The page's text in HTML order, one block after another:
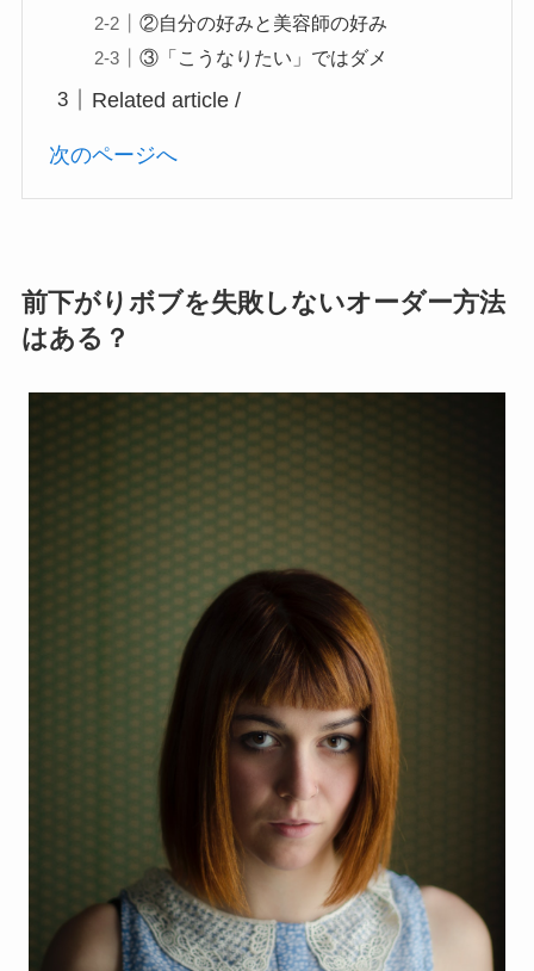
②自分の好みと美容師の好み
③「こうなりたい」ではダメ
Related article /
次のページへ
前下がりボブを失敗しないオーダー方法
はある？